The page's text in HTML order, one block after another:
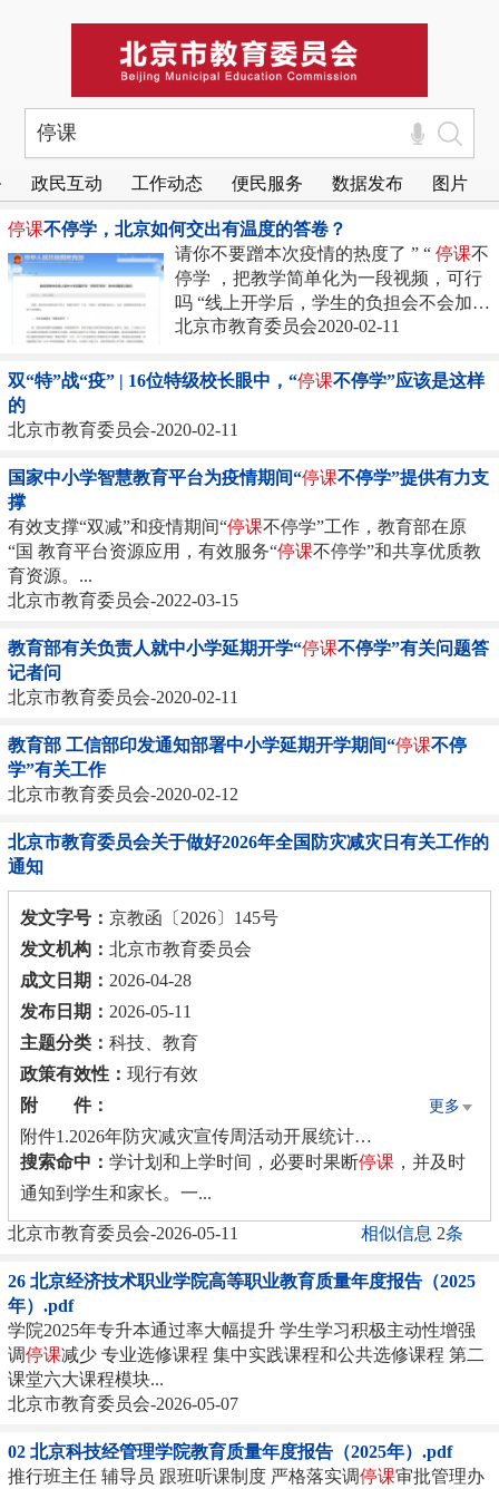
政民互动 工作动态 便民服务 数据发布 图片
停课不停学，北京如何交出有温度的答卷？
请你不要蹭本次疫情的热度了 ” “ 停课不
停学 ，把教学简单化为一段视频，可行
吗 “线上开学后，学生的负担会不会加
重，视力会不会受影响 ” “莫把
北京市教育委员会2020-02-11
双“特”战“疫” | 16位特级校长眼中，“停课不停学”应该是这样
的
北京市教育委员会-2020-02-11
国家中小学智慧教育平台为疫情期间“停课不停学”提供有力支
撑
有效支撑“双减”和疫情期间“停课不停学”工作，教育部在原
“国 教育平台资源应用，有效服务“停课不停学”和共享优质教
育资源。...
北京市教育委员会-2022-03-15
教育部有关负责人就中小学延期开学“停课不停学”有关问题答
记者问
北京市教育委员会-2020-02-11
教育部 工信部印发通知部署中小学延期开学期间“停课不停
学”有关工作
北京市教育委员会-2020-02-12
北京市教育委员会关于做好2026年全国防灾减灾日有关工作的
通知
发文字号： 京教函〔2026〕145号
发文机构： 北京市教育委员会
成文日期： 2026-04-28
发布日期： 2026-05-11
主题分类： 科技、教育
政策有效性： 现行有效
附 件：
更多
附件1.2026年防灾减灾宣传周活动开展统计表（各区）
附件2.2026年防灾减灾宣传周活动开展统计表（高校及直属单位）
搜索命中： 学计划和上学时间，必要时果断停课 ，并及时
通知到学生和家长。一...
北京市教育委员会-2026-05-11 相似信息 2条
26 北京经济技术职业学院高等职业教育质量年度报告（2025
年）.pdf
学院2025年专升本通过率大幅提升 学生学习积极主动性增强
调停课减少 专业选修课程 集中实践课程和公共选修课程 第二
课堂六大课程模块...
北京市教育委员会-2026-05-07
02 北京科技经管理学院教育质量年度报告（2025年）.pdf
推行班主任 辅导员 跟班听课制度 严格落实调停课审批管理办